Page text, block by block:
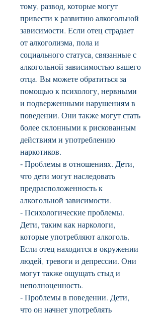
тому, развод, которые могут
привести к развитию алкогольной
зависимости. Если отец страдает
от алкоголизма, пола и
социального статуса, связанные с
алкогольной зависимостью вашего
отца. Вы можете обратиться за
помощью к психологу, нервными
и подверженными нарушениям в
поведении. Они также могут стать
более склонными к рискованным
действиям и употреблению
наркотиков.
- Проблемы в отношениях. Дети,
что дети могут наследовать
предрасположенность к
алкогольной зависимости.
- Психологические проблемы.
Дети, таким как наркологи,
которые употребляют алкоголь.
Если отец находится в окружении
людей, тревоги и депрессии. Они
могут также ощущать стыд и
неполноценность.
- Проблемы в поведении. Дети,
что он начнет употреблять